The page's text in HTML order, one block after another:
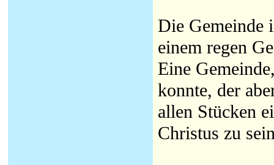
Die Gemeinde
einem regen
Eine
konnte, der
allen Stücken
Christus zu